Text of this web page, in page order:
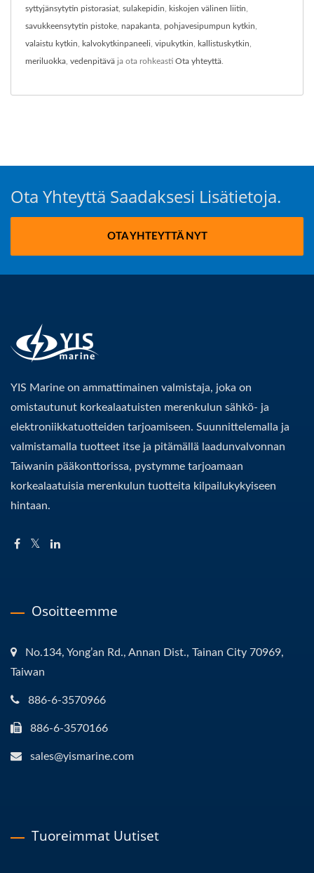
syttyjänsytytin pistorasiat sulakepidin kiskojen välinen liitin
savukkeensytytin pistoke napakanta pohjavesipumpun kytkin
valaistu kytkin kalvokytkinpaneeli vipukytkin kallistuskytkin
meriluokka vedenpitävä ja ota rohkeasti Ota yhteyttä
Ota Yhteyttä Saadaksesi Lisätietoja.
OTA YHTEYTTÄ NYT
YIS Marine on ammattimainen valmistaja, joka on
omistautunut korkealaatuisten merenkulun sähkö- ja
elektroniikkatuotteiden tarjoamiseen. Suunnittelemalla ja
valmistamalla tuotteet itse ja pitämällä laadunvalvonnan
Taiwanin pääkonttorissa, pystymme tarjoamaan
korkealaatuisia merenkulun tuotteita kilpailukykyiseen
hintaan.
Osoitteemme
No.134, Yong’an Rd., Annan Dist., Tainan City 70969,
Taiwan
886-6-3570966
886-6-3570166
sales@yismarine.com
Tuoreimmat Uutiset